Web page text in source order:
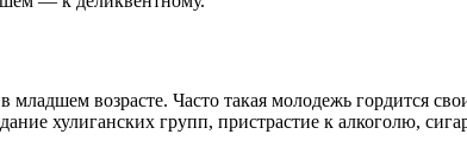
возрасте. Часто такая молодежь гордится
хулиганских групп, пристрастие к алкоголю,